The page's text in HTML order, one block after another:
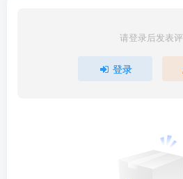
请登录后发表
登录